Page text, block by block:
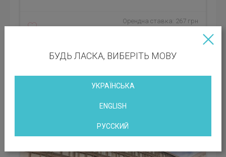
Орендна ставка: 267 грн
Київ, вулиця Василя Липківського, 45 З Київ,
БУДЬ ЛАСКА, ВИБЕРІТЬ МОВУ
УКРАЇНСЬКА
ENGLISH
РУССКИЙ